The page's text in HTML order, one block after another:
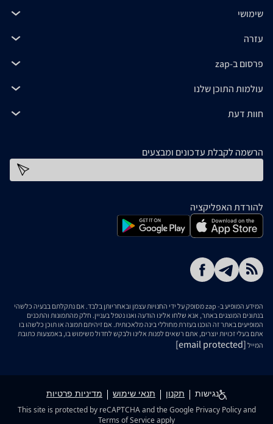
שימושי
עזרה
פרסום ב-zap
עולמות התוכן שלנו
חוות דעת
הרשמה לקבלת עדכונים ומבצעים
להורדת האפליקציה
המידע המופיע ב- zap מסופק על ידי החנויות עצמן ובאחריותן בלבד. אם נתקלתם בבעיה כלשהי
בנתונים המוצגים באתר, אנא שלחו אלינו הודעה ואנו נטפל בעניין. חלק מהתמונות והתכנים
המופיעים באתר זה הוכנו בעזרת מחוללי בינה מלאכותית. אם זיהיתם תמונה או תוכן כלשהו בו
אתם בעלי זכויות יוצרים, אתם רשאים לפנות אלינו ולבקש לחדול משימוש בו, באמצעות כתובת
המייל [email protected]
נגישות תקנון תנאי שימוש מדיניות פרטיות
This site is protected by reCAPTCHA and the Google Privacy Policyand
Terms of Serviceapply